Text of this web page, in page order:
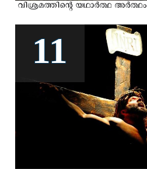
വിശ്രമത്തിന്റെ യഥാര്‍ത്ഥ അര്‍ത്ഥം
11